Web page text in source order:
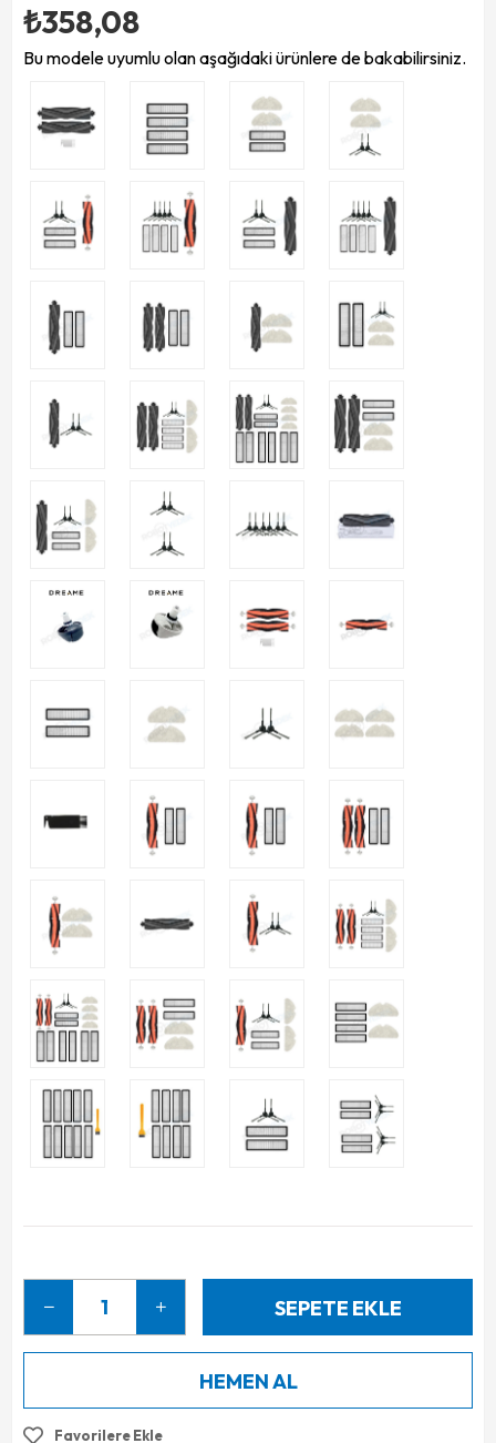
₺358,08
Bu modele uyumlu olan aşağıdaki ürünlere de bakabilirsiniz.
Favorilere Ekle